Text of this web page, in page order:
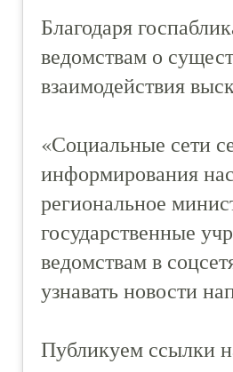
Благодаря
ведомствам о
взаимодействия
«Социальные сети
информирования
региональное
государственные
ведомствам в
узнавать новости
Публикуем ссылки